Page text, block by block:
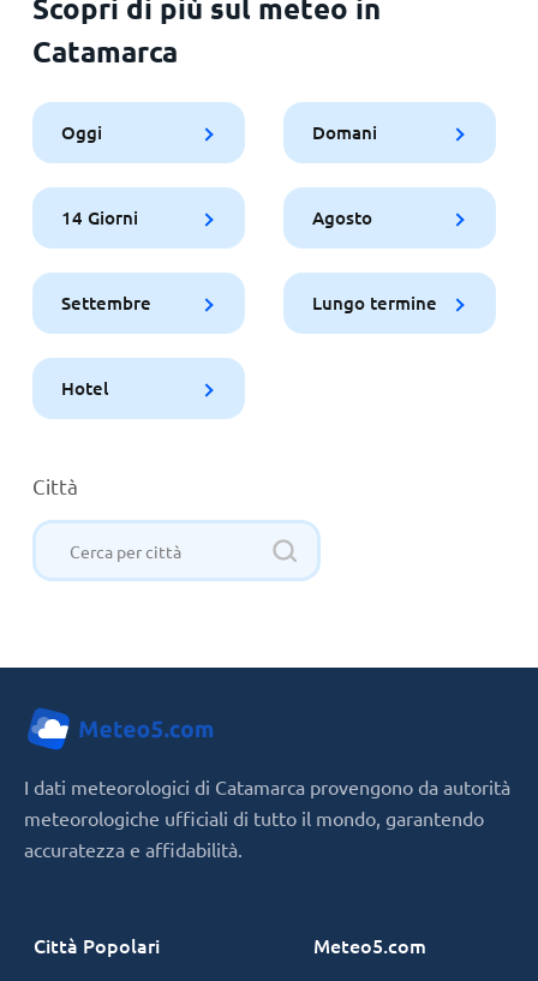
Scopri di più sul meteo in
Catamarca
Oggi Domani
14 Giorni Agosto
Settembre Lungo termine
Hotel
Città
I dati meteorologici di Catamarca provengono da autorità
meteorologiche ufficiali di tutto il mondo, garantendo
accuratezza e affidabilità.
Città Popolari Meteo5.com